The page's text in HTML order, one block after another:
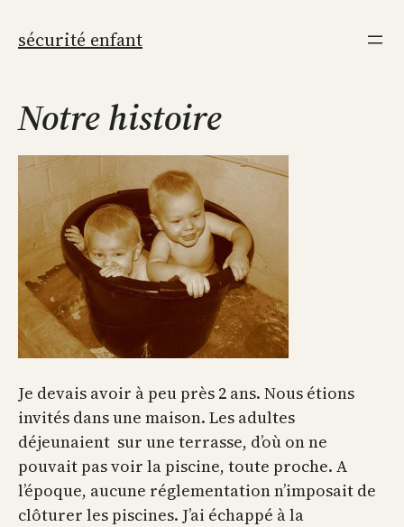
sécurité enfant
Notre histoire
Je devais avoir à peu près 2 ans. Nous étions
invités dans une maison. Les adultes
déjeunaient sur une terrasse, d’où on ne
pouvait pas voir la piscine, toute proche. A
l’époque, aucune réglementationn’imposait de
clôturer les piscines. J’ai échappé à la